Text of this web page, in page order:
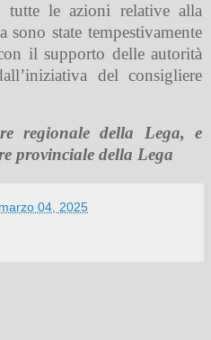
tutte le azioni relative alla
sono state tempestivamente
il supporto delle autorità
del consigliere
regionale della Lega, e
provinciale della Lega
04, 2025